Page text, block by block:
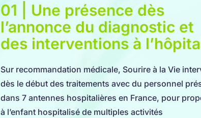
01 | Une présence dès
l’annonce du diagnostic et
des interventions à
Sur recommandation médicale, Sourire à la Vie
dès le début des traitements avec du personnel
dans 7 antennes hospitalières en France, pour
à l’enfant hospitalisé de multiples activités